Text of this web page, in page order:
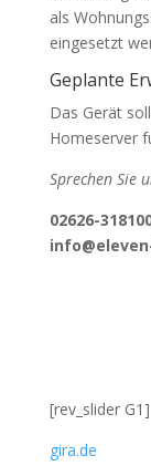
als
eingesetzt
Geplante
Das Gerät
Homeserver
Sprechen Sie
02626-
[rev_slider G1]
gira.de